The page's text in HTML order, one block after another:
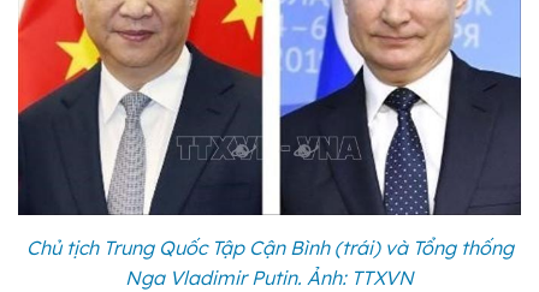
Chủ tịch Trung Quốc Tập Cận Bình (trái) và Tổng thống
Nga Vladimir Putin. Ảnh: TTXVN